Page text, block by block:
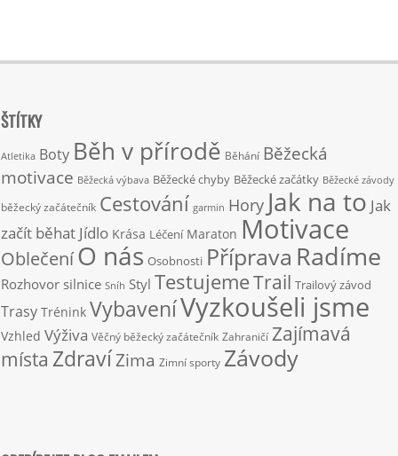
ŠTÍTKY
Atletika Boty Běh v přírodě Běhání Běžecká
motivace Běžecká výbava Běžecké chyby Běžecké začátky Běžecké závody
běžecký začátečník Cestování garmin Hory Jak na to Jak
začít běhat Jídlo Krása Léčení Maraton Motivace
OblečeníO nás Osobnosti Příprava Radíme
Rozhovor silnice Sníh Styl TestujemeTrail Trailový závod
Trasy Trénink VybaveníVyzkoušeli jsme
Vzhled Výživa Věčný běžecký začátečník Zahraničí Zajímavá
místa ZdravíZima Zimní sporty Závody